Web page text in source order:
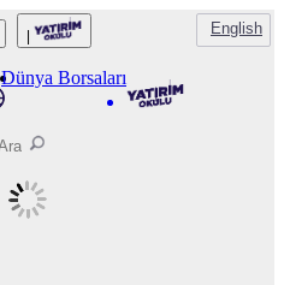
English
Dünya Borsaları